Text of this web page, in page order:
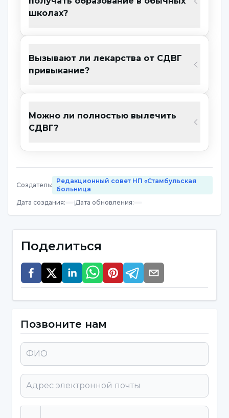
одним и тем же видом деятельности
Забывчивость
Потеря личных вещей и реликвий
Частые ошибки
Симптомы гиперактивного типа СДВГ;
Гиперактивность
Невозможность усидеть на месте
Постоянное движение руками и
ногами, даже когда сидит
Неправильное произношение слов и
несоединение предложений
Перебивание собеседника
школах?
Вызывают ли лекарства от СДВГ
привыкание?
Можно ли полностью вылечить
СДВГ?
Создатель:
Редакционный совет НП «Стамбульская
больница
Дата создания: |Дата обновления:
Поделиться
Позвоните нам